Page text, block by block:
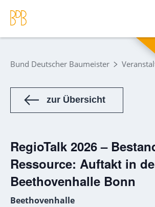
Bund Deutscher Baumeister
zur Übersicht
RegioTalk 2026 –
Ressource: Auftakt in
Beethovenhalle Bonn
Beethovenhalle